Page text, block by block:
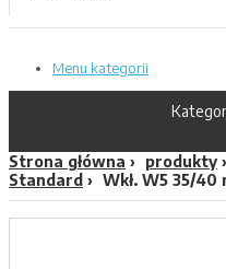
Menu kategorii
Strona główna produkty
Standard
Wkł. W5 35/40